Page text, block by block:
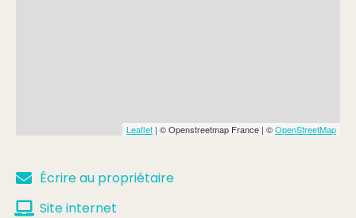
Leaflet | © Openstreetmap France | ©OpenStreetMap
Écrire au propriétaire
Site internet